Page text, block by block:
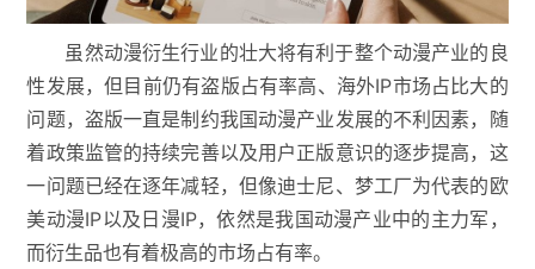
虽然动漫衍生行业的壮大将有利于整个动漫产业的良
性发展，但目前仍有盗版占有率高、海外IP市场占比大的
问题，盗版一直是制约我国动漫产业发展的不利因素，随
着政策监管的持续完善以及用户正版意识的逐步提高，这
一问题已经在逐年减轻，但像迪士尼、梦工厂为代表的欧
美动漫IP以及日漫IP，依然是我国动漫产业中的主力军，
而衍生品也有着极高的市场占有率。